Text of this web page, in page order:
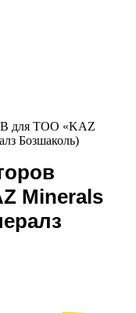
для ТОО «KAZ
Бозшаколь)
Minerals